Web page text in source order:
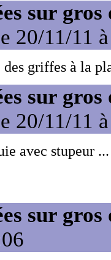
sur
20/11/11
griffes à la
sur
20/11/11
avec stupeur ...
sur